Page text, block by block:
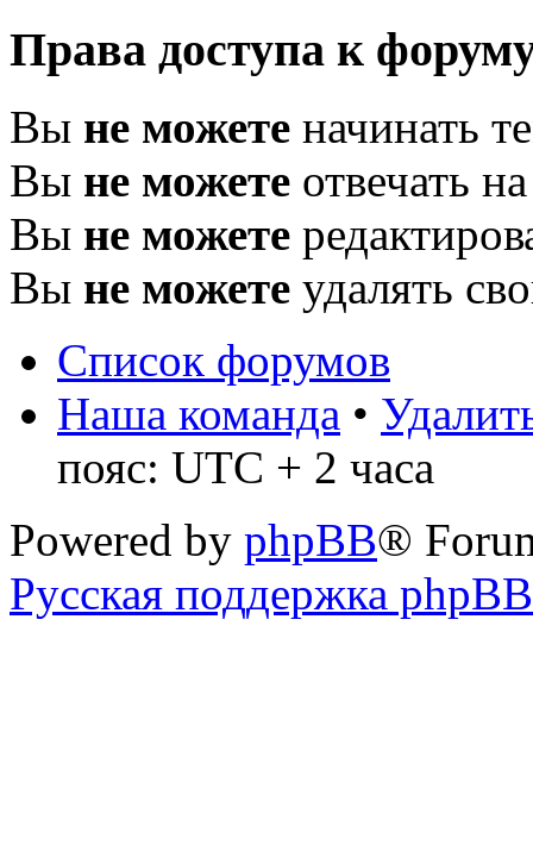
Права доступа к
Вы не можете начинать
Вы не можете отвечать
Вы не можете
Вы не можете удалять
Список форумов
Наша команда •
пояс: UTC + 2 часа
Powered by phpBB®
Русская поддержка phpBB